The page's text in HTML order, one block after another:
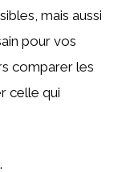
mais aussi
pour vos
comparer les
celle qui